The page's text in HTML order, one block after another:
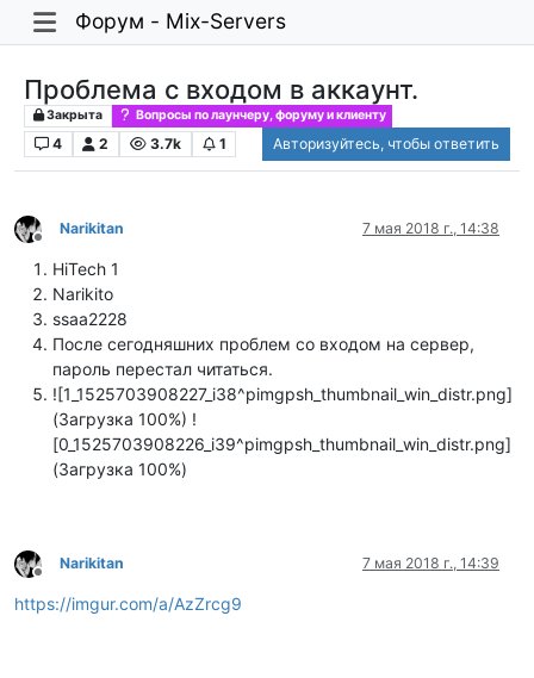
Форум - Mix-Servers
Проблема с входом в аккаунт.
Закрыта Вопросы по лаунчеру, форуму и клиенту
4 2 3.7k 1 Авторизуйтесь, чтобы ответить
Не в сети
Narikitan 7 мая 2018 г., 14:38
HiTech 1
Narikito
ssaa2228
После сегодняшних проблем со входом на сервер,
пароль перестал читаться.
![1_1525703908227_i38^pimgpsh_thumbnail_win_distr.png]
(Загрузка 100%) !
[0_1525703908226_i39^pimgpsh_thumbnail_win_distr.png]
(Загрузка 100%)
Не в сети
Narikitan 7 мая 2018 г., 14:39
https://imgur.com/a/AzZrcg9